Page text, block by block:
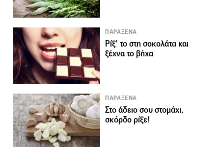
ΠΑΡΑΞΕΝΑ
Ρίξ’ το στη σοκολάτα και
ξέχνα το βήχα
ΠΑΡΑΞΕΝΑ
Στο άδειο σου στομάχι,
σκόρδο ρίξε!